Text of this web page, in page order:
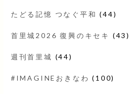
たどる記憶 つなぐ平和 (44)
首里城2026 復興のキセキ (43)
週刊首里城 (44)
#IMAGINEおきなわ (100)